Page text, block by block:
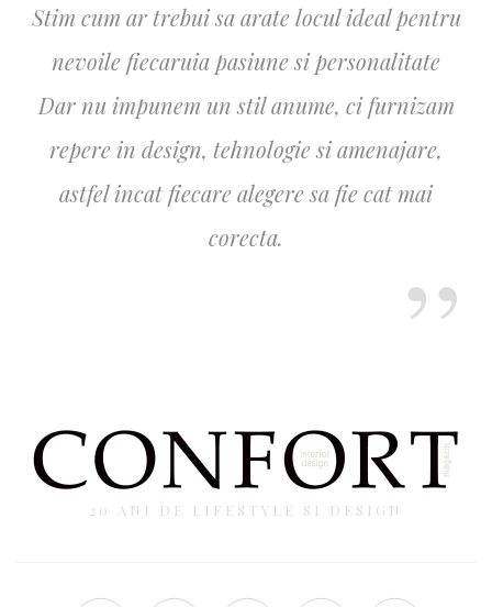
Stim cum ar trebui sa arate locul ideal pentru
nevoile fiecaruia pasiune si personalitate
Dar nu impunem un stil anume, ci furnizam
repere in design, tehnologie si amenajare,
astfel incat fiecare alegere sa fie cat mai
corecta.
20 ANI DE LIFESTYLE SI DESIGN